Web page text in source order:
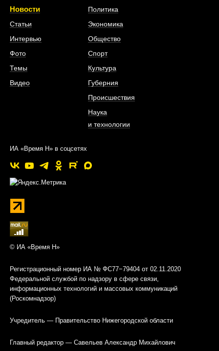
Новости
Статьи
Интервью
Фото
Темы
Видео
Политика
Экономика
Общество
Спорт
Культура
Губерния
Происшествия
Наука
и технологии
ИА «Время Н» в соцсетях
© ИА «Время Н»
Регистрационный номер ИА № ФС77−79404 от 02.11.2020
Федеральной службой по надзору в сфере связи,
информационных технологий и массовых коммуникаций
(Роскомнадзор)
Учредитель — Правительство Нижегородской области
Главный редактор — Савельев Александр Михайлович